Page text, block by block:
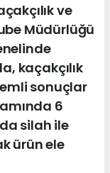
ve
Müdürlüğü
kaçakçılık
sonuçlar
6
silah ile
ürün ele